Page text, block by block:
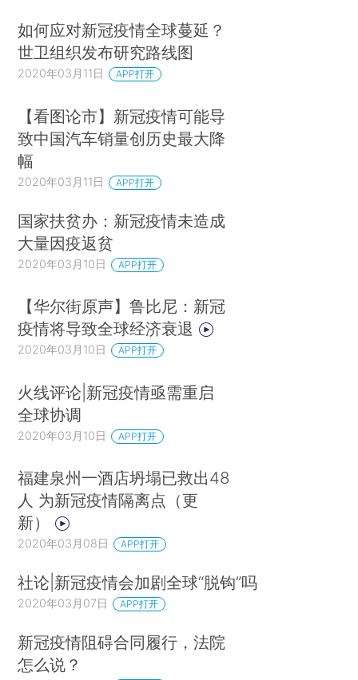
如何应对新冠疫情全球蔓延？
世卫组织发布研究路线图
2020年03月11日 APP打开
【看图论市】新冠疫情可能导
致中国汽车销量创历史最大降
幅
2020年03月11日 APP打开
国家扶贫办：新冠疫情未造成
大量因疫返贫
2020年03月10日 APP打开
【华尔街原声】鲁比尼：新冠
疫情将导致全球经济衰退
2020年03月10日 APP打开
火线评论|新冠疫情亟需重启
全球协调
2020年03月10日 APP打开
福建泉州一酒店坍塌已救出48
人 为新冠疫情隔离点（更
新）
2020年03月08日 APP打开
社论|新冠疫情会加剧全球“脱钩”吗
2020年03月07日 APP打开
新冠疫情阻碍合同履行，法院
怎么说？